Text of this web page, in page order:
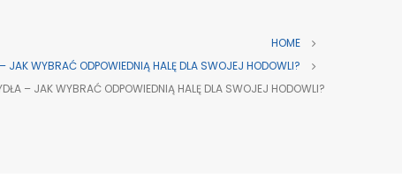
HOME
JAK WYBRAĆ ODPOWIEDNIĄ HALĘ DLA SWOJEJ HODOWLI?
– JAK WYBRAĆ ODPOWIEDNIĄ HALĘ DLA SWOJEJ HODOWLI?